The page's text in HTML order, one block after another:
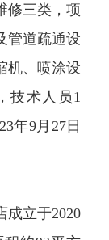
修三类，项
管道疏通设
机、喷涂设
技术人员1
年9月27日
立于2020